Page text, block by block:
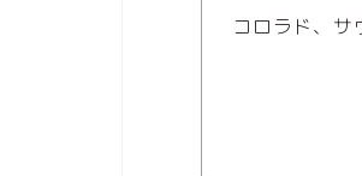
コロラド、